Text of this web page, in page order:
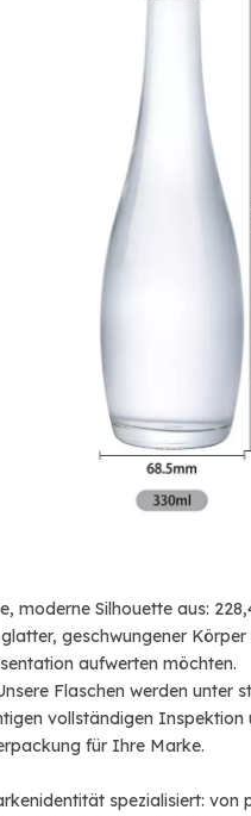
moderne Silhouette aus:
geschwungener
aufwerten möchten.
Flaschen werden
vollständigen
für Ihre Marke.
spezialisiert: